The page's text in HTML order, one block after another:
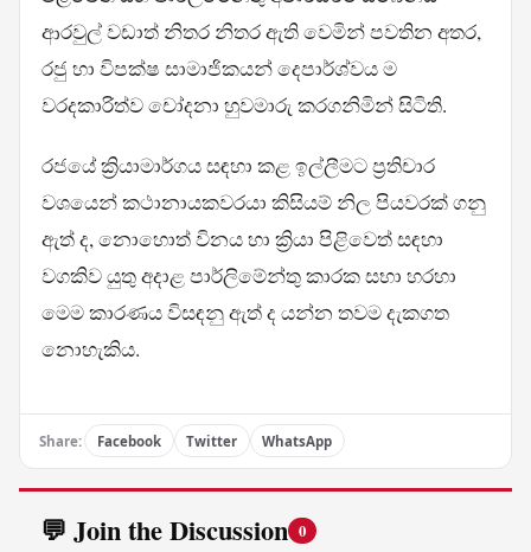
ආරවුල් වඩාත් නිතර නිතර ඇති වෙමින් පවතින අතර,
රජු හා විපක්ෂ සාමාජිකයන් දෙපාර්ශ්වය ම
වරදකාරිත්ව චෝදනා හුවමාරු කරගනිමින් සිටිති.
රජයේ ක්‍රියාමාර්ගය සඳහා කළ ඉල්ලීමට ප්‍රතිචාර
වශයෙන් කථානායකවරයා කිසියම් නිල පියවරක් ගනු
ඇත් ද, නොහොත් විනය හා ක්‍රියා පිළිවෙත් සඳහා
වගකිව යුතු අදාළ පාර්ලිමේන්තු කාරක සභා හරහා
මෙම කාරණය විසඳනු ඇත් ද යන්න තවම දැකගත
නොහැකිය.
Share: Facebook Twitter WhatsApp
💬 Join the Discussion 0